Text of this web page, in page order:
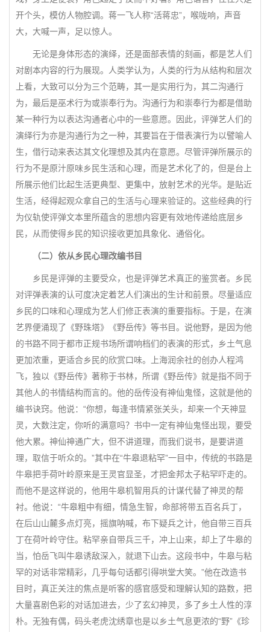
开个头，模仿人物腔调。蒋一飞人称“活蒋忠”，喉咙响，声音
大，大喊一声，足以惊人。
无论是身体形态的演绎，还是面部表情的刻画，都是艺人们
对剧本内容的行为展现。人类学认为，人类的行为从结构和层次
上看，大致可以分为三个范畴，其一是实用行为，其二沟通行
为，最后是巫术行为或崇奉行为。沟通行为和崇奉行为都是借助
某一种行为以表达沟通者心中的一些意愿。因此，评弹艺人们的
演绎行为亦是沟通行为之一种，其要旨在于借表演行为以譬喻人
生，借行动来表达其文化理想及其内在意愿。尽管评弹所展示的
行为不是原汁原味乡民生活和心理，而是艺术化了的，但是台上
所展示他们比起生活更典型、更集中，放射艺术的光华。是贴近
生活，经得起观众拿自己的生活与心理来验证的。这些经典的行
为仪轨使评弹文本里所蕴含的思想内容更有效地传递给底层乡
民，从而使得乡民的知识接收更加具象化、通俗化。
（二）依从乡民心理改编书目
乡民是评弹的主要受众，也是评弹艺术真正的鉴赏者。乡民
对评弹表演的认可度决定着艺人们演出的生计和前景。尽量适应
乡民的口味和心理成为艺人们修正表演的重要指标。于是，在演
艺界便涌现了《野珠塔》《野岳传》等书目。说他野，是因为他
的书路不同于都市正规书场所谓响档们的表演的形式，乡土气息
更加浓重，更适合乡民的欣赏口味。上海润余社的创办人程鸿
飞，独以《野岳传》著称于书林，所谓《野岳传》就是指不同于
其他人的书情结构而言的。他的岳传没有神仙鬼怪，这就是他的
编书诀窍。他说：“你想，每逢书情紧张关头，却来一个天神显
灵，大数注定，你听的满意吗？书中一定有神仙鬼怪出现，要受
他大累。神仙神通广大，但不讲道理，而我们说书，是要讲道
理，取信于听众的。”其中在“牛皋退粘罕”一目中，传统的书路是
牛皋把手荷叶岭原来是王灵官显圣，才把金邦太子粘罕吓走的。
而他不是这样说的，他用牛皋机智用兵的计谋代替了神灵的帮
衬。他说：“牛皋粗中有细，情急生智，命部将带五百名兵丁，
在后山山麓多点灯亮，摇旗呐喊，布下疑兵之计，他自带三百兵
丁在荷叶岭守住。粘罕亲自带兵三千，冲上山来，却上了牛皋的
当，怕岳飞叫牛皋诱敌深入，就退下山去。这段书中，牛皋与粘
罕的对话非常精彩，几乎每句话都引得哄堂大笑。”他在改造书
目时，真正关注的焦点是听客的感官感受和理解认知的路数，把
大量喜剧色彩的对话加进去，少了玄幻神灵，多了乡土人性的淳
朴。无独有偶，码头老虎沈绣章也是以乡土气息更浓的“野”《珍